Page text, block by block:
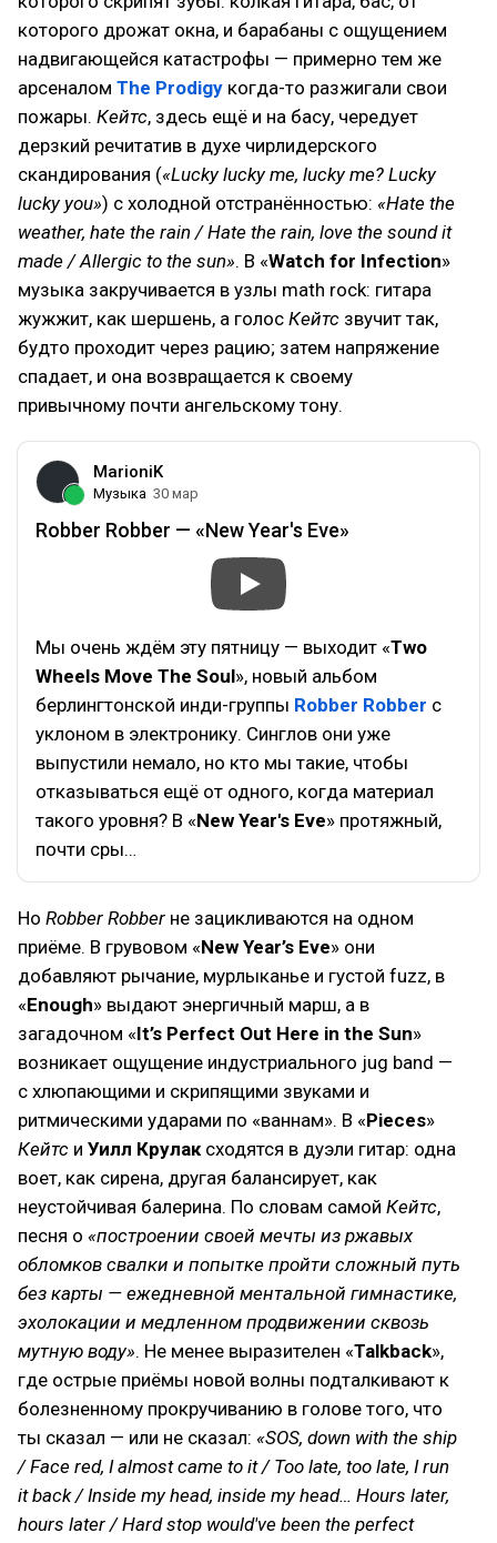
которого дрожат окна, и барабаны с ощущением
надвигающейся катастрофы — примерно тем же
арсеналом The Prodigy когда-то разжигали свои
пожары. Кейтс, здесь ещё и на басу, чередует
дерзкий речитатив в духе чирлидерского
скандирования («Lucky lucky me, lucky me? Lucky
lucky you») с холодной отстранённостью: «Hate the
weather, hate the rain / Hate the rain, love the sound it
made / Allergic to the sun». В «Watch for Infection»
музыка закручивается в узлы math rock: гитара
жужжит, как шершень, а голос Кейтс звучит так,
будто проходит через рацию; затем напряжение
спадает, и она возвращается к своему
привычному почти ангельскому тону.
MarioniK
Музыка 30 мар
Robber Robber — «New Year's Eve»
Мы очень ждём эту пятницу — выходит «Two
Wheels Move The Soul», новый альбом
берлингтонской инди-группы Robber Robber с
уклоном в электронику. Синглов они уже
выпустили немало, но кто мы такие, чтобы
отказываться ещё от одного, когда материал
такого уровня? В «New Year's Eve» протяжный,
почти сры…
Но Robber Robber не зацикливаются на одном
приёме. В грувовом «New Year’s Eve» они
добавляют рычание, мурлыканье и густой fuzz, в
«Enough» выдают энергичный марш, а в
загадочном «It’s Perfect Out Here in the Sun»
возникает ощущение индустриального jug band —
с хлюпающими и скрипящими звуками и
ритмическими ударами по «ваннам». В «Pieces»
Кейтс и Уилл Крулаксходятся в дуэли гитар: одна
воет, как сирена, другая балансирует, как
неустойчивая балерина. По словам самой Кейтс,
песня о «построении своей мечты из ржавых
обломков свалки и попытке пройти сложный путь
без карты — ежедневной ментальной гимнастике,
эхолокации и медленном продвижении сквозь
мутную воду». Не менее выразителен «Talkback»,
где острые приёмы новой волны подталкивают к
болезненному прокручиванию в голове того, что
ты сказал — или не сказал: «SOS, down with the ship
/ Face red, I almost came to it / Too late, too late, I run
it back / Inside my head, inside my head… Hours later,
hours later / Hard stop would've been the perfect